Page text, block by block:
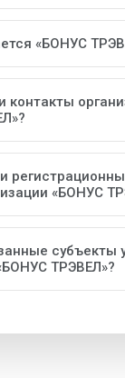
«БОНУС
контакты
«БОНУС
субъекты
ТРЭВЕЛ»?